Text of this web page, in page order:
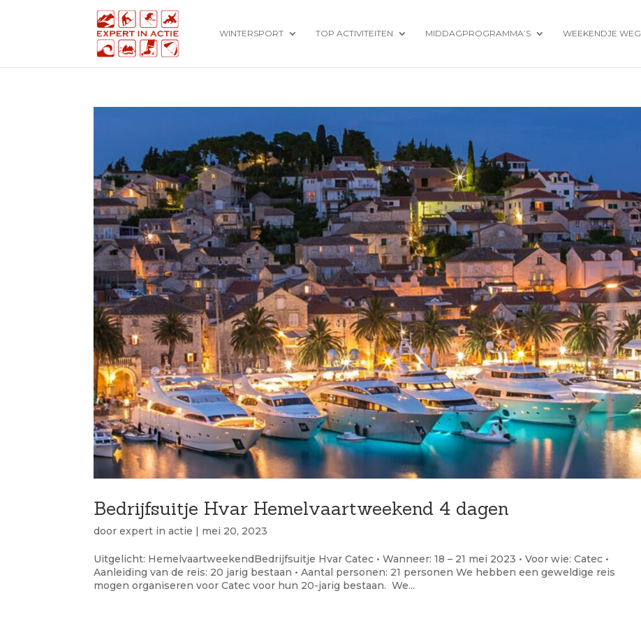
WINTERSPORT TOP ACTIVITEITEN MIDDAGPROGRAMMA’S WEEKENDJE WEG
Bedrijfsuitje Hvar Hemelvaartweekend 4 dagen
doorexpert in actie | mei 20, 2023
Uitgelicht: HemelvaartweekendBedrijfsuitje Hvar Catec • Wanneer: 18 – 21 mei 2023 • Voor wie: Catec •
Aanleiding van de reis: 20 jarig bestaan • Aantal personen: 21 personen We hebben een geweldige reis
mogen organiseren voor Catec voor hun 20-jarig bestaan. We...